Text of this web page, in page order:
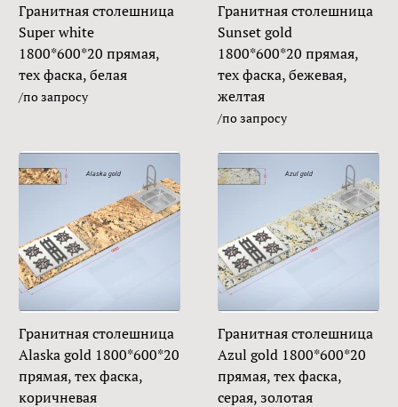
Гранитная столешница
Super white
1800*600*20 прямая,
тех фаска, белая
/по запросу
Гранитная столешница
Sunset gold
1800*600*20 прямая,
тех фаска, бежевая,
желтая
/по запросу
Гранитная столешница
Alaska gold 1800*600*20
прямая, тех фаска,
коричневая
Гранитная столешница
Azul gold 1800*600*20
прямая, тех фаска,
серая, золотая